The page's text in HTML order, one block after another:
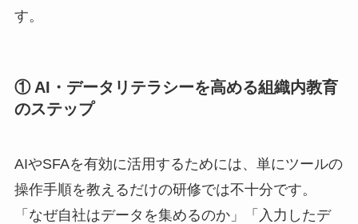
す。
① AI・データリテラシーを高める組織内教育
のステップ
AIやSFAを有効に活用するためには、単にツールの
操作手順を教えるだけの研修では不十分です。
「なぜ自社はデータを集めるのか」「入力したデ